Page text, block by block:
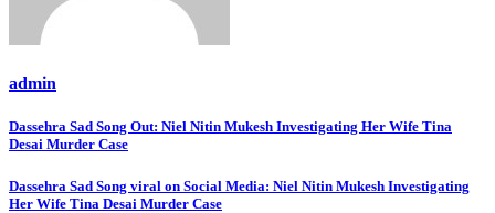
admin
Post
navigation
Dassehra Sad Song Out: Niel Nitin Mukesh Investigating Her Wife Tina
Desai Murder Case
Dassehra Sad Song viral on Social Media: Niel Nitin Mukesh Investigating
Her Wife Tina Desai Murder Case